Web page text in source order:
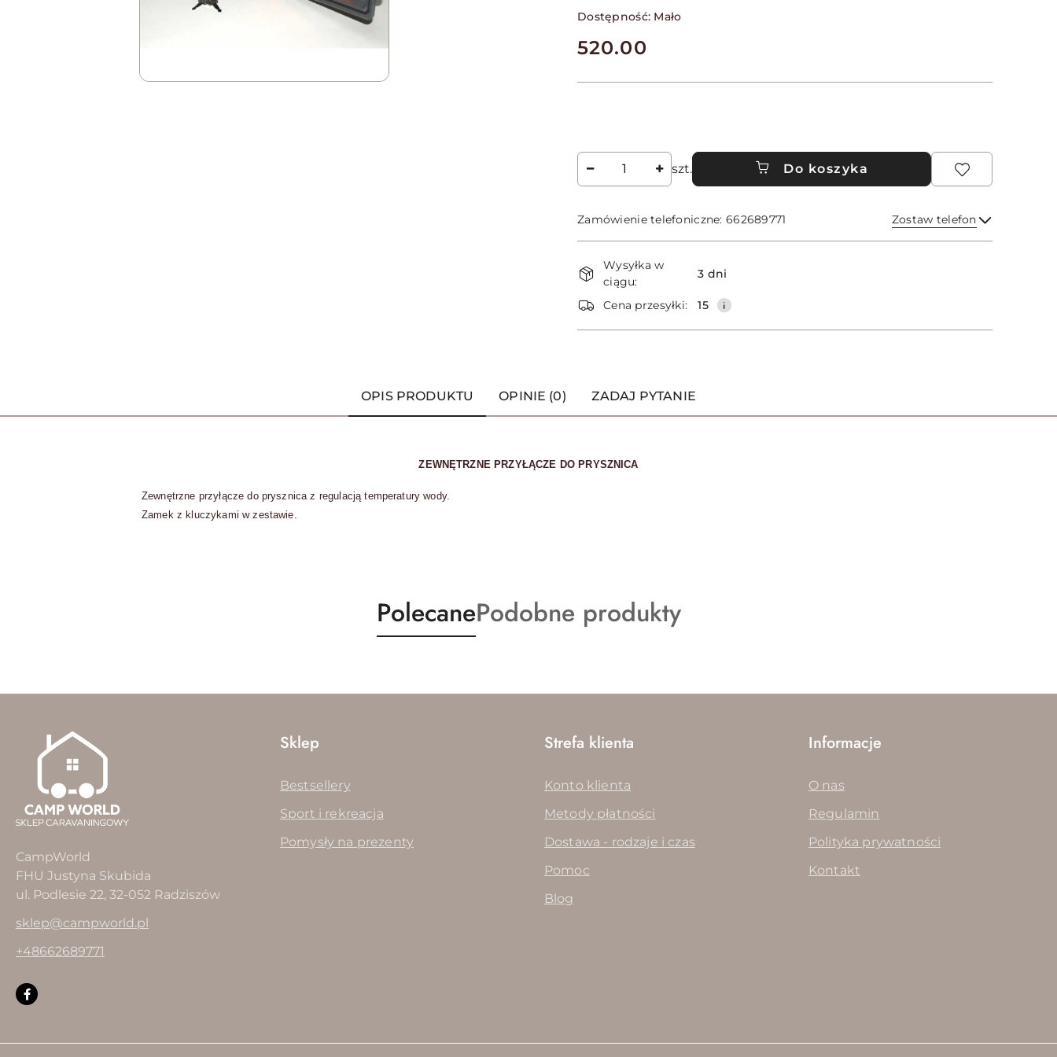
Dostępność: Mało
cena:
520.00
Ilość
szt. Do koszyka
Zamówienie telefoniczne: 662689771 Zostaw telefon
Wyślij
Dostępność
i
dostawa
Wysyłka w
ciągu:
3 dni
Cena przesyłki: 15
OPIS PRODUKTU OPINIE (0) ZADAJ PYTANIE
ZEWNĘTRZNE PRZYŁĄCZE DO PRYSZNICA
Zewnętrzne przyłącze do prysznica z regulacją temperatury wody.
Zamek z kluczykami w zestawie.
Produkty
o
PolecaneProdukty
o
Podobne produkty
CampWorld
FHU Justyna Skubida
ul. Podlesie 22, 32-052 Radziszów
sklep@campworld.pl
+48662689771
Sklep
Bestsellery
Sport i rekreacja
Pomysły na prezenty
Strefa klienta
Konto klienta
Metody płatności
Dostawa - rodzaje i czas
Pomoc
Blog
Informacje
O nas
Regulamin
Polityka prywatności
Kontakt